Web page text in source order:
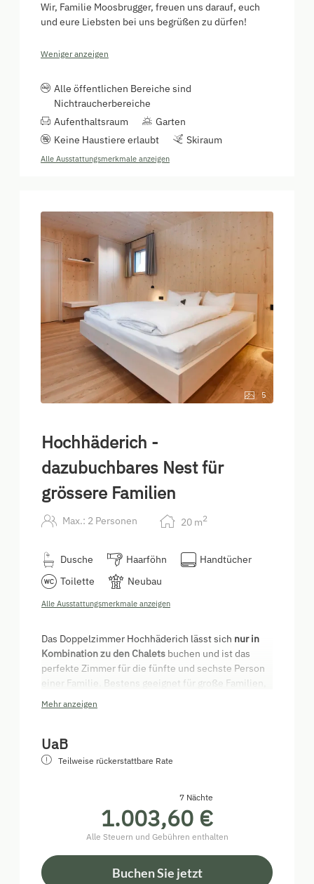
Wir, Familie Moosbrugger, freuen uns darauf, euch
und eure Liebsten bei uns begrüßen zu dürfen!
Weniger anzeigen
Alle öffentlichen Bereiche sind
Nichtraucherbereiche
Aufenthaltsraum
Garten
Keine Haustiere erlaubt
Skiraum
Alle Ausstattungsmerkmale anzeigen
5
Hochhäderich -
dazubuchbares Nest für
grössere Familien
Max.: 2 Personen 20 m2
Dusche Haarföhn
Handtücher
Toilette
Neubau
Alle Ausstattungsmerkmale anzeigen
Das Doppelzimmer Hochhäderich lässt sich nur in
Kombination zu den Chalets buchen und ist das
perfekte Zimmer für die fünfte und sechste Person
einer Familie. Bestens geeignet für große Familien,
mitreisende Freunde oder Angehörige.
befindet sich Tür an Tür neben den Chalets.
Ausgestattet ist es mit einem großen Doppelbett,
einer gemütlichen Leseecke mit Blick auf den
Hochhäderich, sowie einem eigenen Badezimmer
zum rundum Wohlfühlen.
Frühstückskorb anbieten.
Mehr anzeigen
UaB
Teilweise rückerstattbare Rate
7 Nächte
1.003,60 €
Alle Steuern und Gebühren enthalten
Buchen Sie jetzt